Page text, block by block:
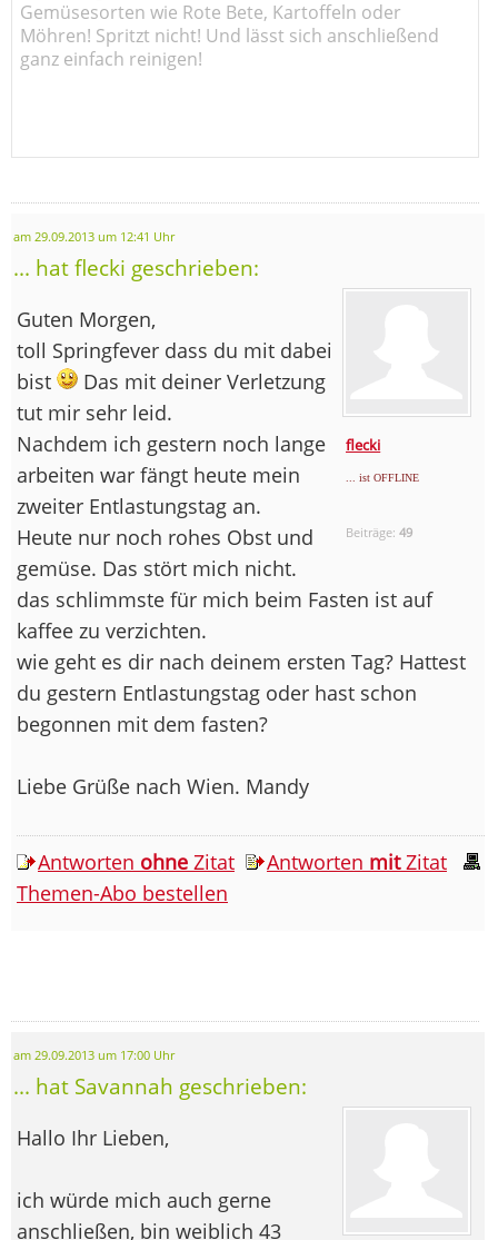
Gemüsesorten wie Rote Bete, Kartoffeln oder
Möhren! Spritzt nicht! Und lässt sich anschließend
ganz einfach reinigen!
am 29.09.2013 um 12:41 Uhr
... hat flecki geschrieben:
flecki
... ist OFFLINE
Beiträge:49
Guten Morgen,
toll Springfever dass du mit dabei
bist
Das mit deiner Verletzung
tut mir sehr leid.
Nachdem ich gestern noch lange
arbeiten war fängt heute mein
zweiter Entlastungstag an.
Heute nur noch rohes Obst und
gemüse. Das stört mich nicht.
das schlimmste für mich beim Fasten ist auf
kaffee zu verzichten.
wie geht es dir nach deinem ersten Tag? Hattest
du gestern Entlastungstag oder hast schon
begonnen mit dem fasten?
Liebe Grüße nach Wien. Mandy
Antworten ohne Zitat Antworten mitZitat
Themen-Abo bestellen
am 29.09.2013 um 17:00 Uhr
... hat Savannah geschrieben:
Hallo Ihr Lieben,
ich würde mich auch gerne
anschließen, bin weiblich 43